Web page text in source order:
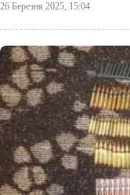
26 Березня 2025, 15:04